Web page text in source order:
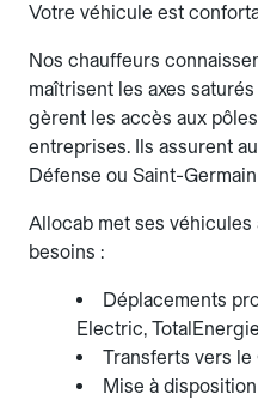
Votre véhicule est
Nos chauffeurs
maîtrisent les axes
gèrent les accès aux
entreprises. Ils assurent
Défense ou Saint-
Allocab met ses
besoins :
Déplacements
Electric,
Transferts vers le
Mise à